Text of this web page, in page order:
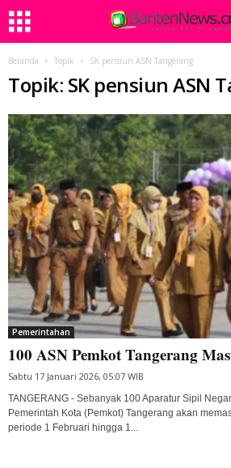
Beranda Topik SK pensiun ASN Tangerang
Topik: SK pensiun ASN
Pemerintahan
100 ASN Pemkot Tangerang
Sabtu 17 Januari 2026, 05:07 WIB
TANGERANG - Sebanyak 100 Aparatur Sipil
Pemerintah Kota (Pemkot) Tangerang akan
periode 1 Februari hingga 1...